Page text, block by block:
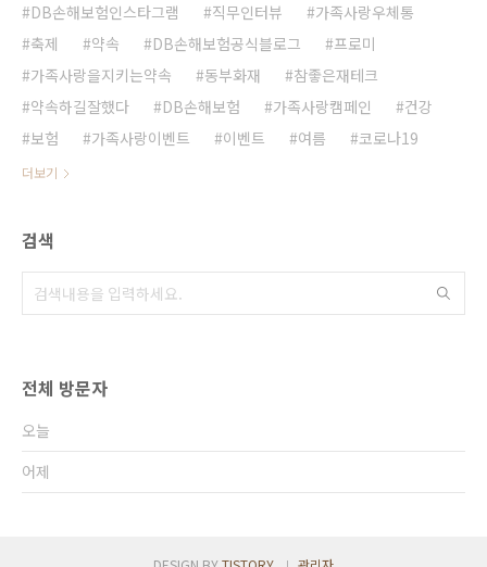
DB손해보험인스타그램
직무인터뷰
가족사랑우체통
축제
약속 DB손해보험공식블로그
프로미
가족사랑을지키는약속
동부화재
참좋은재테크
약속하길잘했다
DB손해보험 가족사랑캠페인
건강
보험
가족사랑이벤트 이벤트 여름 코로나19
더보기
검색
전체 방문자
오늘
어제